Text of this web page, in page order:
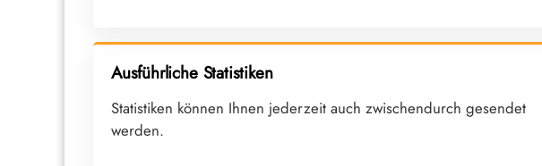
Ausführliche Statistiken
Statistiken können Ihnen jederzeit auch zwischendurch gesendet
werden.